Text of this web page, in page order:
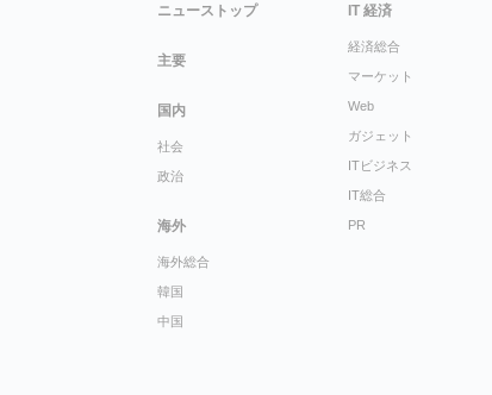
ニューストップ
主要
国内
社会
政治
海外
海外総合
韓国
中国
IT 経済
経済総合
マーケット
Web
ガジェット
ITビジネス
IT総合
PR